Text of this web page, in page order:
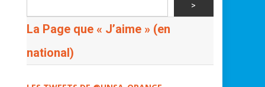
>
La Page que « J’aime » (en
national)